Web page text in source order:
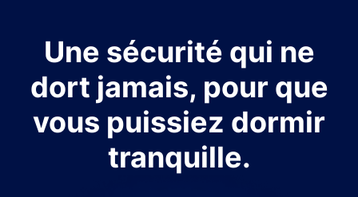
Une sécurité qui ne
dort jamais, pour que
vous puissiez dormir
tranquille.